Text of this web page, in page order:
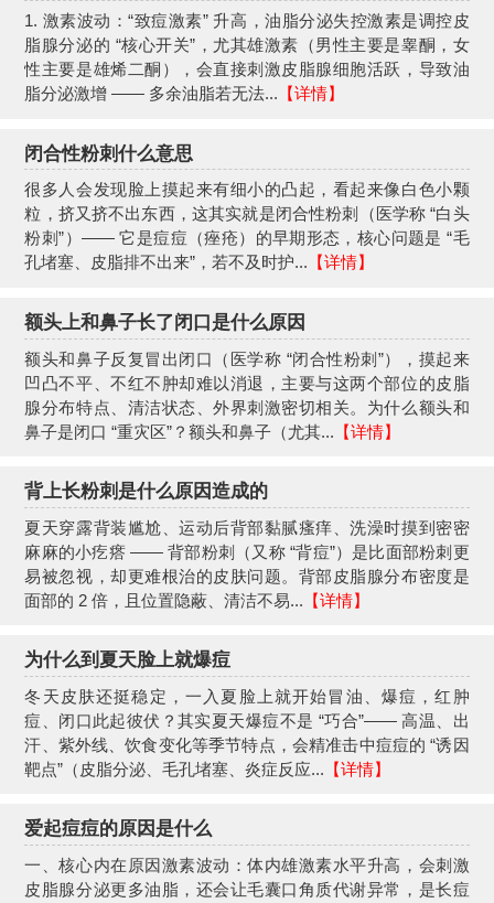
1. 激素波动：“致痘激素” 升高，油脂分泌失控激素是调控皮
脂腺分泌的 “核心开关”，尤其雄激素（男性主要是睾酮，女
性主要是雄烯二酮），会直接刺激皮脂腺细胞活跃，导致油
脂分泌激增 —— 多余油脂若无法... 【详情】
闭合性粉刺什么意思
很多人会发现脸上摸起来有细小的凸起，看起来像白色小颗
粒，挤又挤不出东西，这其实就是闭合性粉刺（医学称 “白头
粉刺”）—— 它是痘痘（痤疮）的早期形态，核心问题是 “毛
孔堵塞、皮脂排不出来”，若不及时护... 【详情】
额头上和鼻子长了闭口是什么原因
额头和鼻子反复冒出闭口（医学称 “闭合性粉刺”），摸起来
凹凸不平、不红不肿却难以消退，主要与这两个部位的皮脂
腺分布特点、清洁状态、外界刺激密切相关。为什么额头和
鼻子是闭口 “重灾区”？额头和鼻子（尤其... 【详情】
背上长粉刺是什么原因造成的
夏天穿露背装尴尬、运动后背部黏腻瘙痒、洗澡时摸到密密
麻麻的小疙瘩 —— 背部粉刺（又称 “背痘”）是比面部粉刺更
易被忽视，却更难根治的皮肤问题。背部皮脂腺分布密度是
面部的 2 倍，且位置隐蔽、清洁不易... 【详情】
为什么到夏天脸上就爆痘
冬天皮肤还挺稳定，一入夏脸上就开始冒油、爆痘，红肿
痘、闭口此起彼伏？其实夏天爆痘不是 “巧合”—— 高温、出
汗、紫外线、饮食变化等季节特点，会精准击中痘痘的 “诱因
靶点”（皮脂分泌、毛孔堵塞、炎症反应... 【详情】
爱起痘痘的原因是什么
一、核心内在原因激素波动：体内雄激素水平升高，会刺激
皮脂腺分泌更多油脂，还会让毛囊口角质代谢异常，是长痘